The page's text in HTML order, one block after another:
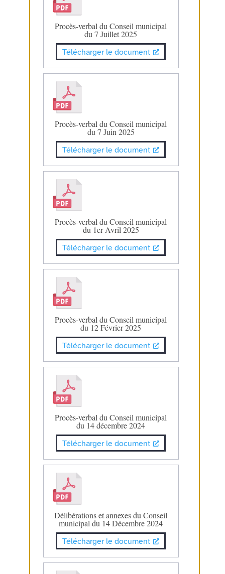
Procès-verbal du Conseil municipal
du 7 Juillet 2025
Télécharger le document
Procès-verbal du Conseil municipal
du 7 Juin 2025
Télécharger le document
Procès-verbal du Conseil municipal
du 1er Avril 2025
Télécharger le document
Procès-verbal du Conseil municipal
du 12 Février 2025
Télécharger le document
Procès-verbal du Conseil municipal
du 14 décembre 2024
Télécharger le document
Délibérations et annexes du Conseil
municipal du 14 Décembre 2024
Télécharger le document